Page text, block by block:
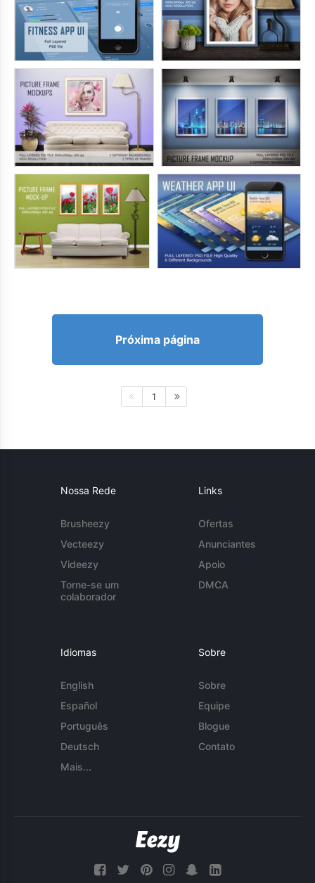
Próxima página
1
Nossa Rede
Brusheezy
Vecteezy
Videezy
Torne-se um
colaborador
Links
Ofertas
Anunciantes
Apoio
DMCA
Idiomas
English
Español
Português
Deutsch
Mais...
Sobre
Sobre
Equipe
Blogue
Contato